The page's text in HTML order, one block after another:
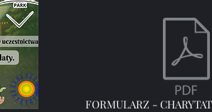
FORMULARZ -